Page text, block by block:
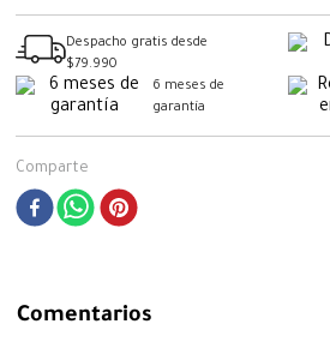
Despacho gratis desde
$79.990
6 meses de
garantía
Comparte
Comentarios